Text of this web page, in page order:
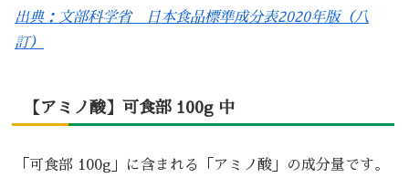
出典：文部科学省 日本食品標準成分表2020年版（八
訂）
【アミノ酸】可食部 100g 中
「可食部 100g」に含まれる「アミノ酸」の成分量です。